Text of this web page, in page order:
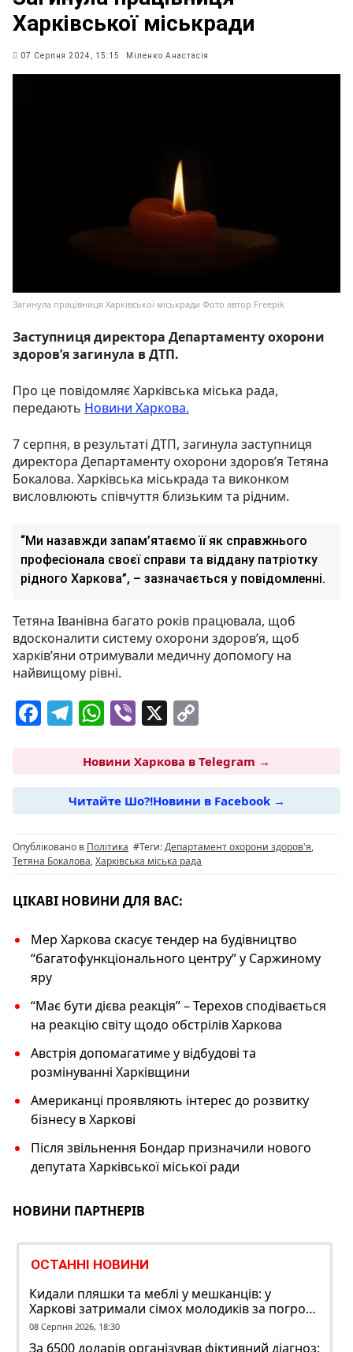
Харківської міськради
07 Серпня 2024, 15:15 Міленко Анастасія
Загинула працівниця Харківської міськради Фото автор Freepik
Заступниця директора Департаменту охорони
здоров’я загинула в ДТП.
Про це повідомляє Харківська міська рада,
передають Новини Харкова.
7 серпня, в результаті ДТП, загинула заступниця
директора Департаменту охорони здоров’я Тетяна
Бокалова. Харківська міськрада та виконком
висловлюють співчуття близьким та рідним.
“Ми назавжди запам’ятаємо її як справжнього
професіонала своєї справи та віддану патріотку
рідного Харкова”, – зазначається у повідомленні.
Тетяна Іванівна багато років працювала, щоб
вдосконалити систему охорони здоров’я, щоб
харків’яни отримували медичну допомогу на
найвищому рівні.
F
e
b
o
o
k
T
e
g
ra
m
W
at
s
A
p
p
Vi
er
X
p
y
Li
n
k
Новини Харкова в Telegram →
Читайте Шо?!Новини в Facebook →
Опубліковано в Політика #Теги:Департамент охорони здоров'я,
Тетяна Бокалова,Харківська міська рада
ЦІКАВІ НОВИНИ ДЛЯ ВАС:
Мер Харкова скасує тендер на будівництво
“багатофункціонального центру” у Саржиному
яру
“Має бути дієва реакція” – Терехов сподівається
на реакцію світу щодо обстрілів Харкова
Австрія допомагатиме у відбудові та
розмінуванні Харківщини
Американці проявляють інтерес до розвитку
бізнесу в Харкові
Після звільнення Бондар призначили нового
депутата Харківської міської ради
НОВИНИ ПАРТНЕРІВ
ОСТАННІ НОВИНИ
Кидали пляшки та меблі у мешканців: у
Харкові затримали сімох молодиків за погром
у гуртожитку
08 Серпня 2026, 18:30
За 6500 доларів організував фіктивний діагноз: